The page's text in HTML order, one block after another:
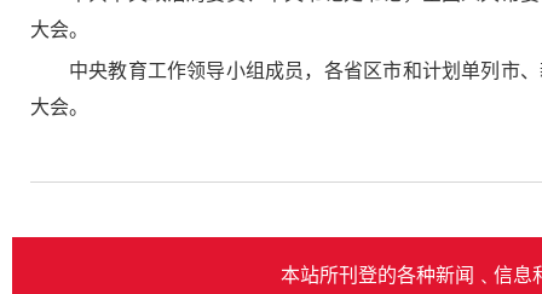
大会。
中央教育工作领导小组成员，各省区市和计划单列市
大会。
本站所刊登的各种新闻﹑信息